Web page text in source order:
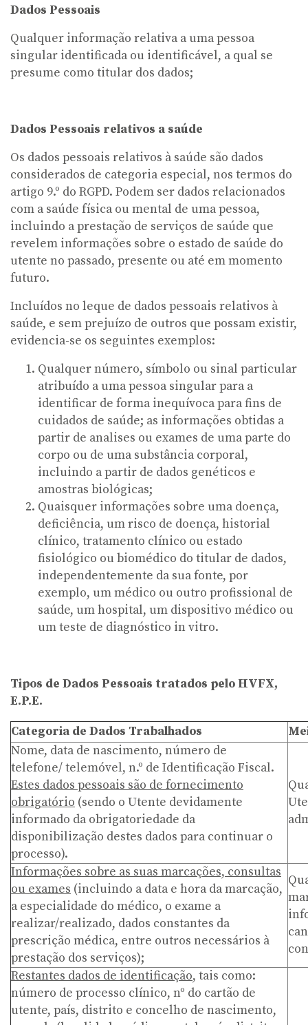
Dados Pessoais
Qualquer informação relativa a uma pessoa
singular identificada ou identificável, a qual se
presume como titular dos dados;
Dados Pessoais relativos a saúde
Os dados pessoais relativos à saúde são dados
considerados de categoria especial, nos termos do
artigo 9.º do RGPD. Podem ser dados relacionados
com a saúde física ou mental de uma pessoa,
incluindo a prestação de serviços de saúde que
revelem informações sobre o estado de saúde do
utente no passado, presente ou até em momento
futuro.
Incluídos no leque de dados pessoais relativos à
saúde, e sem prejuízo de outros que possam existir,
evidencia-se os seguintes exemplos:
Qualquer número, símbolo ou sinal particular
atribuído a uma pessoa singular para a
identificar de forma inequívoca para fins de
cuidados de saúde; as informações obtidas a
partir de analises ou exames de uma parte do
corpo ou de uma substância corporal,
incluindo a partir de dados genéticos e
amostras biológicas;
Quaisquer informações sobre uma doença,
deficiência, um risco de doença, historial
clínico, tratamento clínico ou estado
fisiológico ou biomédico do titular de dados,
independentemente da sua fonte, por
exemplo, um médico ou outro profissional de
saúde, um hospital, um dispositivo médico ou
um teste de diagnóstico in vitro.
Tipos de Dados Pessoais tratados pelo HVFX,
E.P.E.
Categoria de Dados Trabalhados
Nome, data de nascimento, número de
telefone/ telemóvel, n.º de Identificação Fiscal.
Estes dados pessoais são de fornecimento
obrigatório (sendo o Utente devidamente
informado da obrigatoriedade da
disponibilização destes dados para continuar o
processo).
Informações sobre as suas marcações, consultas
ou exames (incluindo a data e hora da marcação,
a especialidade do médico, o exame a
realizar/realizado, dados constantes da
prescrição médica, entre outros necessários à
prestação dos serviços);
Restantes dados de identificação, tais como:
número de processo clínico, nº do cartão de
utente, país, distrito e concelho de nascimento,